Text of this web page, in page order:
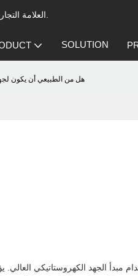
SOLUTION
هل من الطبيعي أن يكون
مبدأ الجهد الكهروستاتيكي